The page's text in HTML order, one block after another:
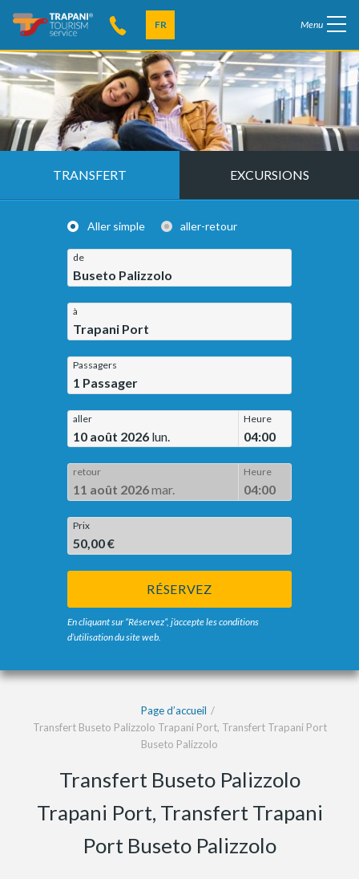
FR Menu
TRANSFERT EXCURSIONS
Aller simple aller-retour
de
Buseto Palizzolo
à
Trapani Port
Passagers
1 Passager
aller
10 août 2026 lun.
Heure
04:00
retour
11 août 2026mar.
Heure
04:00
Prix
50,00 €
RÉSERVEZ
En cliquant sur “Réservez”, j’accepte les conditions
d’utilisation du site web.
Page d’accueil
Transfert Buseto Palizzolo Trapani Port, Transfert Trapani Port
Buseto Palizzolo
Transfert Buseto Palizzolo
Trapani Port, Transfert Trapani
Port Buseto Palizzolo